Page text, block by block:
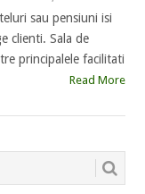
sau pensiuni isi
clienti. Sala de
principalele facilitati
Read More